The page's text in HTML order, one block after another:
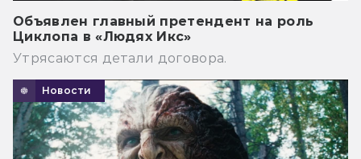
Объявлен главный претендент на роль
Циклопа в «Людях Икс»
Утрясаются детали договора.
Новости